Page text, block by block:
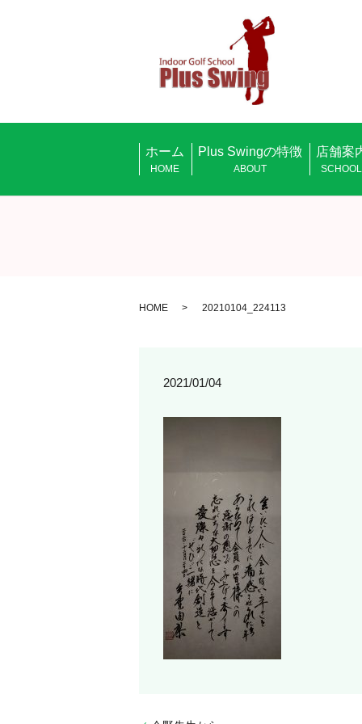
ホーム
HOME
Plus Swingの特徴
ABOUT
店舗案
SCHOOL
HOME 20210104_224113
2021/01/04